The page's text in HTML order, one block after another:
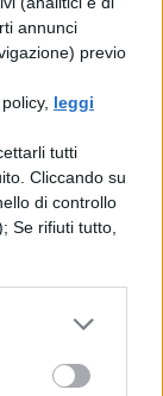
annunci
previo
leggi
tutti
Cliccando su
di controllo
Se rifiuti tutto,
Motivi
o che vi
ormai è
ad
tutti